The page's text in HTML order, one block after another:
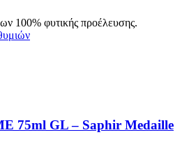
100% φυτικής προέλευσης.
75ml GL – Saphir Medaille